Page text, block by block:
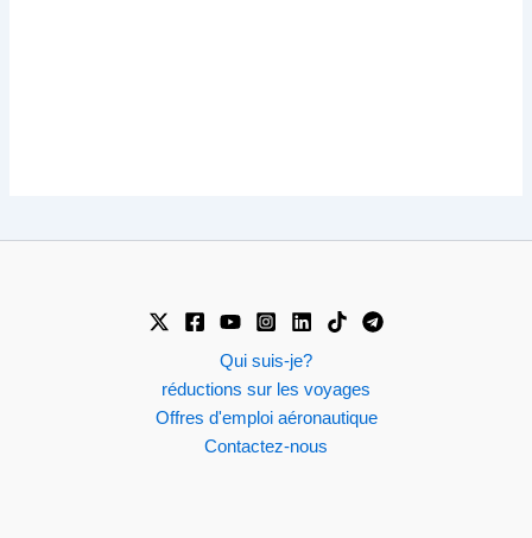
Qui suis-je?
réductions sur les voyages
Offres d'emploi aéronautique
Contactez-nous